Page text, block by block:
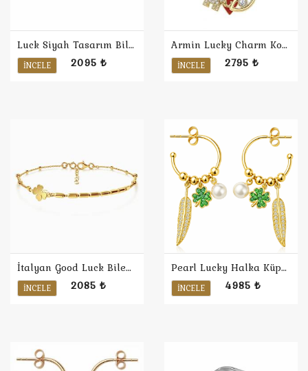
Luck Siyah Tasarım Bileklik
İNCELE 2095 ₺
Armin Lucky Charm Kolye
İNCELE 2795 ₺
İtalyan Good Luck Bileklik
İNCELE 2085 ₺
Pearl Lucky Halka Küpe / Sarı
İNCELE 4985 ₺